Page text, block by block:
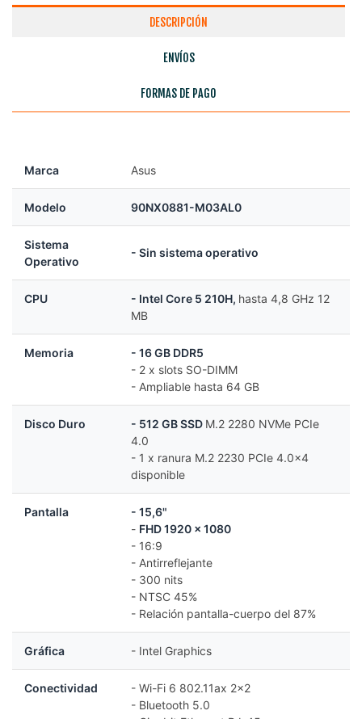
DESCRIPCIÓN
ENVÍOS
FORMAS DE PAGO
Marca Asus
Modelo 90NX0881-M03AL0
Sistema
Operativo
- Sin sistema operativo
CPU - Intel Core 5 210H, hasta 4,8 GHz 12
MB
Memoria
- 16 GB DDR5
- 2 x slots SO-DIMM
- Ampliable hasta 64 GB
Disco Duro - 512 GB SSD M.2 2280 NVMe PCIe
4.0
- 1 x ranura M.2 2230 PCIe 4.0x4
disponible
Pantalla
- 15,6"
- FHD 1920 x 1080
- 16:9
- Antirreflejante
- 300 nits
- NTSC 45%
- Relación pantalla-cuerpo del 87%
Gráfica - Intel Graphics
Conectividad
- Wi-Fi 6 802.11ax 2x2
- Bluetooth 5.0